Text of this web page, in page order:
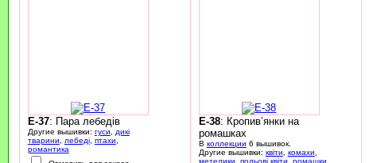
E-37: Пара лебедів
Другие вышивки: гуси
дикі
тварини
лебеді, птахи
романтика
E-38: Кропив’янки на
ромашках
В коллекции 6 вышивок.
Другие вышивки: квіти комахи
метелики
польові квіти ромашки